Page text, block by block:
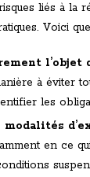
liés à la
Voici
l’objet
à éviter
les
en ce